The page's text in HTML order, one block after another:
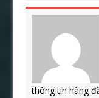
thông tin hàng